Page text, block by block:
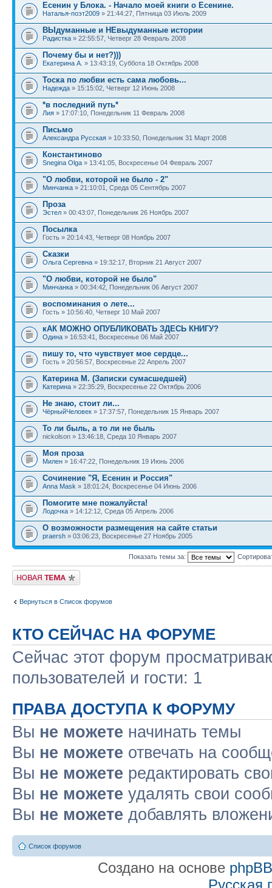
Есенин у Блока. - Начало моей книги о Есенине.
Наталья-поэт2009 » 21:44:27, Пятница 03 Июль 2009
ВЫдуманные и НЕвыдуманные истории
Радистка » 22:55:57, Четверг 28 Февраль 2008
Почему бы и нет?)))
Екатерина А. » 13:43:19, Суббота 18 Октябрь 2008
Тоска по любви есть сама любовь...
Надежда » 15:15:02, Четверг 12 Июнь 2008
*в последний путь*
Лия » 17:07:10, Понедельник 11 Февраль 2008
Письмо
Александра Русская » 10:33:50, Понедельник 31 Март 2008
Константиново
Snegina Olga » 13:41:05, Воскресенье 04 Февраль 2007
"О любви, которой не было - 2"
Минчанка » 21:10:01, Среда 05 Сентябрь 2007
Проза
Эстел » 00:43:07, Понедельник 26 Ноябрь 2007
Посылка
Гость » 20:14:43, Четверг 08 Ноябрь 2007
Сказки
Ольга Сергевна » 19:32:17, Вторник 21 Август 2007
"О любви, которой не было"
Минчанка » 00:34:42, Понедельник 06 Август 2007
воспоминания о лете...
Гость » 10:56:40, Четверг 10 Май 2007
кАК МОЖНО ОПУБЛИКОВАТЬ ЗДЕСЬ КНИГУ?
Одина » 16:53:41, Воскресенье 06 Май 2007
пишу то, что чувствует мое сердце...
Гость » 20:56:57, Воскресенье 22 Апрель 2007
Катерина М. (Записки сумасшедшей)
Катерина » 22:35:29, Воскресенье 22 Октябрь 2006
Не знаю, стоит ли...
ЧёрныйЧеловек » 17:37:57, Понедельник 15 Январь 2007
То ли быль, а то ли не быль
nickolson » 13:46:18, Среда 10 Январь 2007
Моя проза
Милен » 16:47:22, Понедельник 19 Июнь 2006
Сочинение "Я, Есенин и Россия"
Anna Mask » 18:01:24, Воскресенье 04 Июнь 2006
Помогите мне пожалуйста!
Лодочка » 14:12:12, Среда 05 Апрель 2006
О возможности размещения на сайте статьи
praersh » 03:06:23, Воскресенье 27 Ноябрь 2005
Показать темы за:
Начать новую тему
Вернуться в Список форумов
КТО СЕЙЧАС НА ФОРУМЕ
Сейчас этот форум
пользователей и гости: 1
ПРАВА ДОСТУПА К ФОРУМУ
Вы не можете начинать темы
Вы не можете отвечать на
Вы не можете редактировать
Вы не можете удалять свои
Вы не можете добавлять
Список форумов
Создано на основе phpBB
Русская